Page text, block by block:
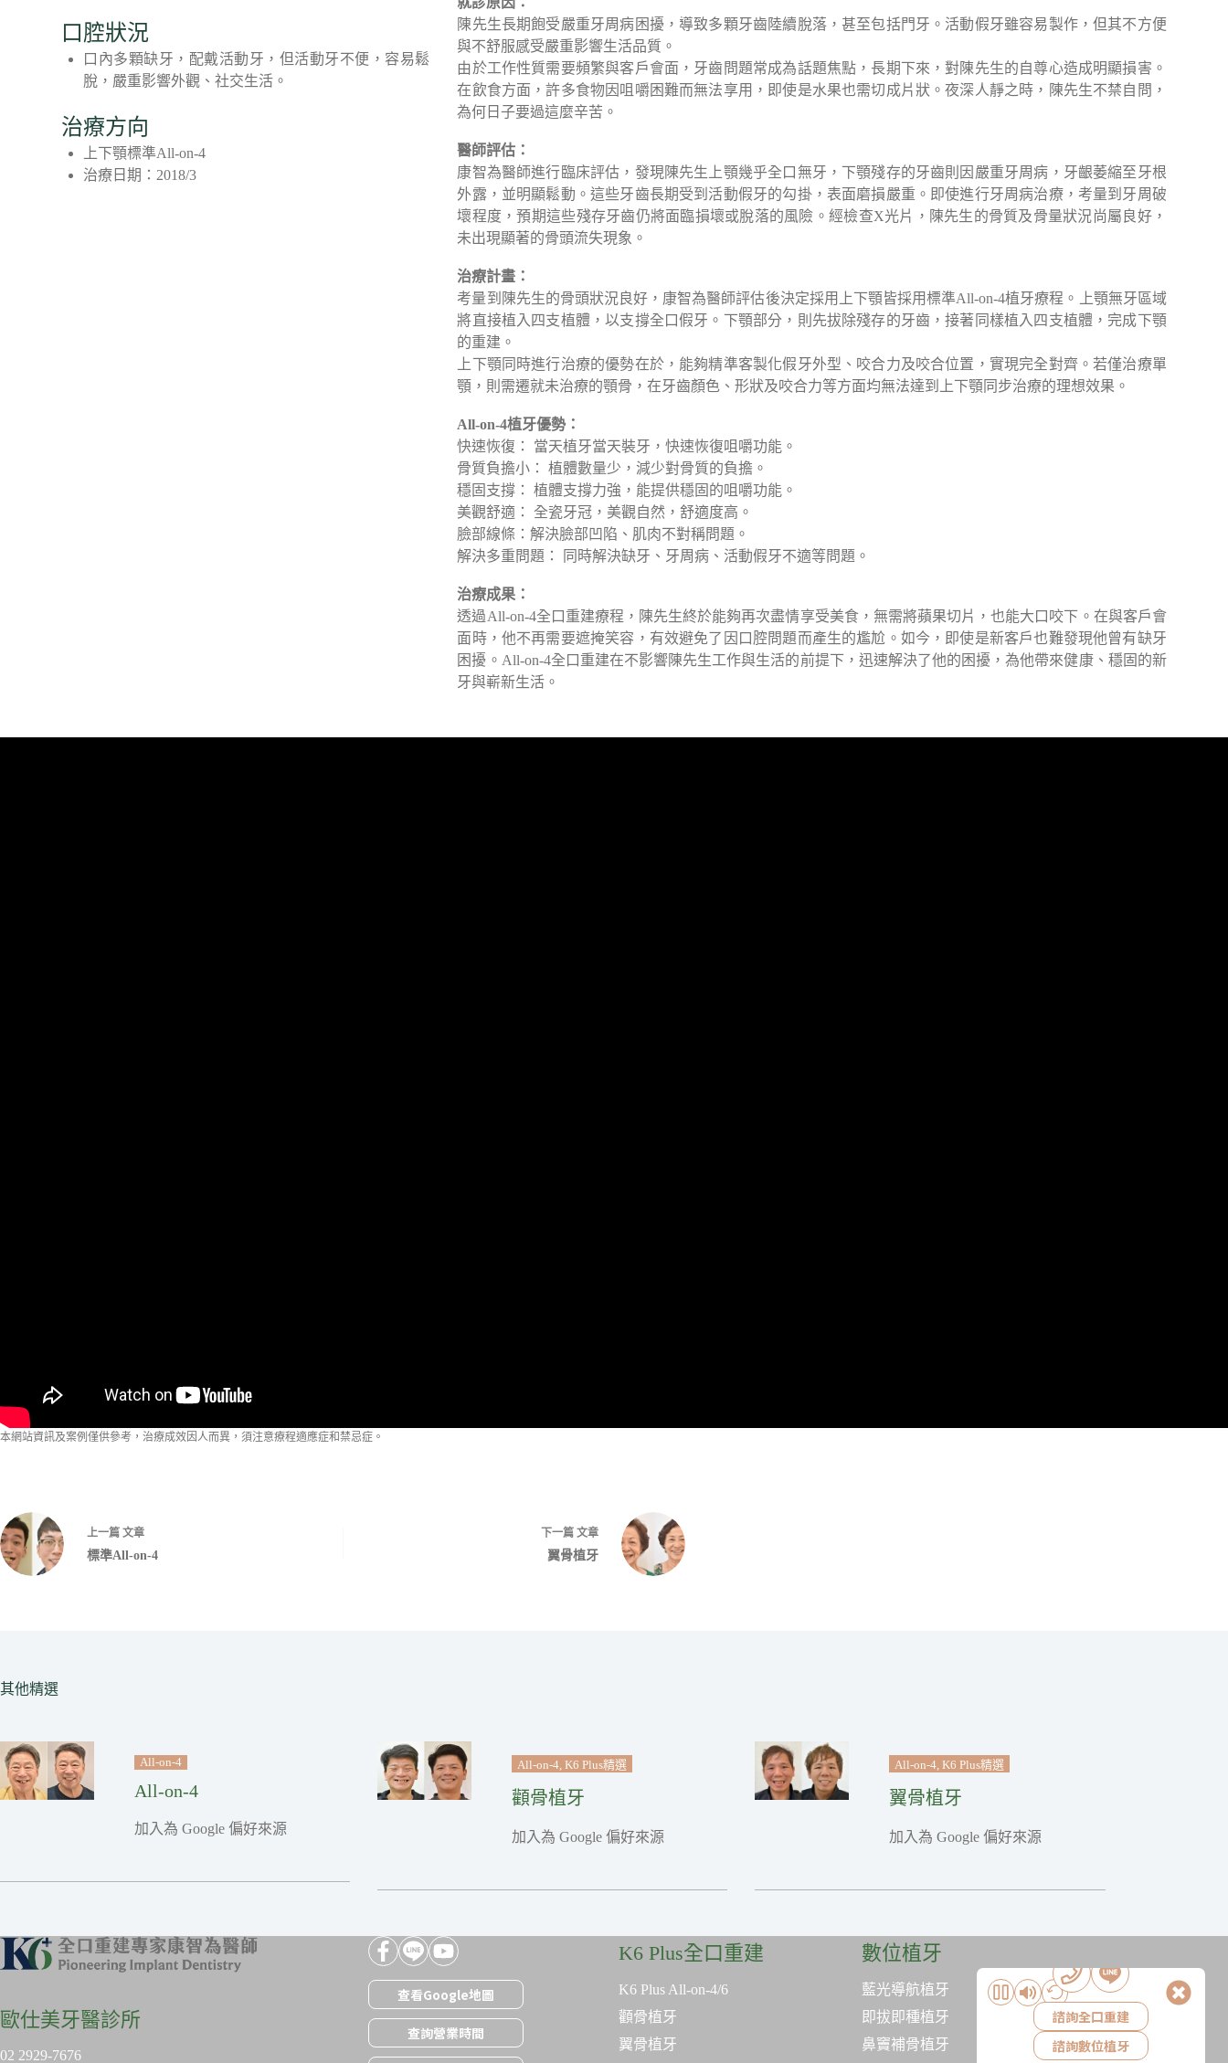
諮詢全口重建
諮詢數位植牙
口腔狀況
口內多顆缺牙，配戴活動牙，但活動牙不便，容易鬆
脫，嚴重影響外觀、社交生活。
治療方向
上下顎標準All-on-4
治療日期：2018/3
陳先生長期飽受嚴重牙周病困擾，導致多顆牙齒陸續脫落，甚至包括門牙。活動假牙雖容易製作，但其不方便
與不舒服感受嚴重影響生活品質。
由於工作性質需要頻繁與客戶會面，牙齒問題常成為話題焦點，長期下來，對陳先生的自尊心造成明顯損害。
在飲食方面，許多食物因咀嚼困難而無法享用，即使是水果也需切成片狀。夜深人靜之時，陳先生不禁自問，
為何日子要過這麼辛苦。
醫師評估：
康智為醫師進行臨床評估，發現陳先生上顎幾乎全口無牙，下顎殘存的牙齒則因嚴重牙周病，牙齦萎縮至牙根
外露，並明顯鬆動。這些牙齒長期受到活動假牙的勾掛，表面磨損嚴重。即使進行牙周病治療，考量到牙周破
壞程度，預期這些殘存牙齒仍將面臨損壞或脫落的風險。經檢查X光片，陳先生的骨質及骨量狀況尚屬良好，
未出現顯著的骨頭流失現象。
治療計畫：
考量到陳先生的骨頭狀況良好，康智為醫師評估後決定採用上下顎皆採用標準All-on-4植牙療程。上顎無牙區域
將直接植入四支植體，以支撐全口假牙。下顎部分，則先拔除殘存的牙齒，接著同樣植入四支植體，完成下顎
的重建。
上下顎同時進行治療的優勢在於，能夠精準客製化假牙外型、咬合力及咬合位置，實現完全對齊。若僅治療單
顎，則需遷就未治療的顎骨，在牙齒顏色、形狀及咬合力等方面均無法達到上下顎同步治療的理想效果。
All-on-4植牙優勢：
快速恢復： 當天植牙當天裝牙，快速恢復咀嚼功能。
骨質負擔小： 植體數量少，減少對骨質的負擔。
穩固支撐： 植體支撐力強，能提供穩固的咀嚼功能。
美觀舒適： 全瓷牙冠，美觀自然，舒適度高。
臉部線條：解決臉部凹陷、肌肉不對稱問題。
解決多重問題： 同時解決缺牙、牙周病、活動假牙不適等問題。
治療成果：
透過All-on-4全口重建療程，陳先生終於能夠再次盡情享受美食，無需將蘋果切片，也能大口咬下。在與客戶會
面時，他不再需要遮掩笑容，有效避免了因口腔問題而產生的尷尬。如今，即使是新客戶也難發現他曾有缺牙
困擾。All-on-4全口重建在不影響陳先生工作與生活的前提下，迅速解決了他的困擾，為他帶來健康、穩固的新
牙與嶄新生活。
本網站資訊及案例僅供參考，治療成效因人而異，須注意療程適應症和禁忌症。
上一篇 文章
標準All-on-4
下一篇 文章
翼骨植牙
其他精選
All-on-4
All-on-4
加入為 Google 偏好來源
All-on-4 ,K6 Plus精選
顴骨植牙
加入為 Google 偏好來源
All-on-4 ,K6 Plus精選
翼骨植牙
加入為 Google 偏好來源
歐仕美牙醫診所
02 2929-7676
查看Google地圖
查詢營業時間
K6 Plus全口重建
K6 Plus All-on-4/6
顴骨植牙
翼骨植牙
數位植牙
藍光導航植牙
即拔即種植牙
鼻竇補骨植牙